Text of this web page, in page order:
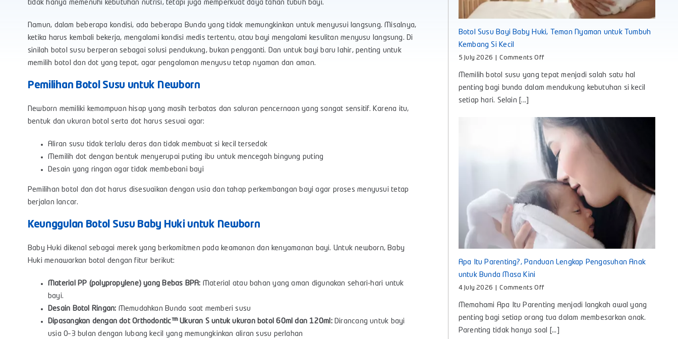
tidak hanya memenuhi kebutuhan nutrisi, tetapi juga memperkuat daya tahan tubuh bayi.
Namun, dalam beberapa kondisi, ada beberapa Bunda yang tidak memungkinkan untuk menyusui langsung. Misalnya,
ketika harus kembali bekerja, mengalami kondisi medis tertentu, atau bayi mengalami kesulitan menyusu langsung. Di
sinilah botol susu berperan sebagai solusi pendukung, bukan pengganti. Dan untuk bayi baru lahir, penting untuk
memilih botol dan dot yang tepat, agar pengalaman menyusu tetap nyaman dan aman.
Pemilihan Botol Susu untuk Newborn
Newborn memiliki kemampuan hisap yang masih terbatas dan saluran pencernaan yang sangat sensitif. Karena itu,
bentuk dan ukuran botol serta dot harus sesuai agar:
Aliran susu tidak terlalu deras dan tidak membuat si kecil tersedak
Memilih dot dengan bentuk menyerupai puting ibu untuk mencegah bingung puting
Desain yang ringan agar tidak membebani bayi
Pemilihan botol dan dot harus disesuaikan dengan usia dan tahap perkembangan bayi agar proses menyusui tetap
berjalan lancar.
Keunggulan Botol Susu Baby Huki untuk Newborn
Baby Huki dikenal sebagai merek yang berkomitmen pada keamanan dan kenyamanan bayi. Untuk newborn, Baby
Huki menawarkan botol dengan fitur berikut:
Material PP (polypropylene) yang Bebas BPA: Material atau bahan yang aman digunakan sehari-hari untuk
bayi.
Desain Botol Ringan: Memudahkan Bunda saat memberi susu
Dipasangkan dengan dot Orthodontic™ Ukuran S untuk ukuran botol 60ml dan 120ml:Dirancang untuk bayi
usia 0–3 bulan dengan lubang kecil yang memungkinkan aliran susu perlahan
Botol Susu Bayi Baby Huki, Teman Nyaman untuk Tumbuh
Kembang Si Kecil
5 July 2026 Comments Offon
Susu
Bayi
Nyaman
untuk
Tumbuh
Kembang
Si
Kecil
Memilih botol susu yang tepat menjadi salah satu hal
penting bagi bunda dalam mendukung kebutuhan si kecil
setiap hari. Selain [...]
Apa Itu Parenting?, Panduan Lengkap Pengasuhan Anak
untuk Bunda Masa Kini
4 July 2026 Comments Offon
Itu
Parenting?,
Panduan
Lengkap
Memahami Apa Itu Parenting menjadi langkah awal yang
penting bagi setiap orang tua dalam membesarkan anak.
Parenting tidak hanya soal [...]